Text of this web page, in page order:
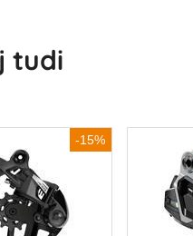
tudi
-15%